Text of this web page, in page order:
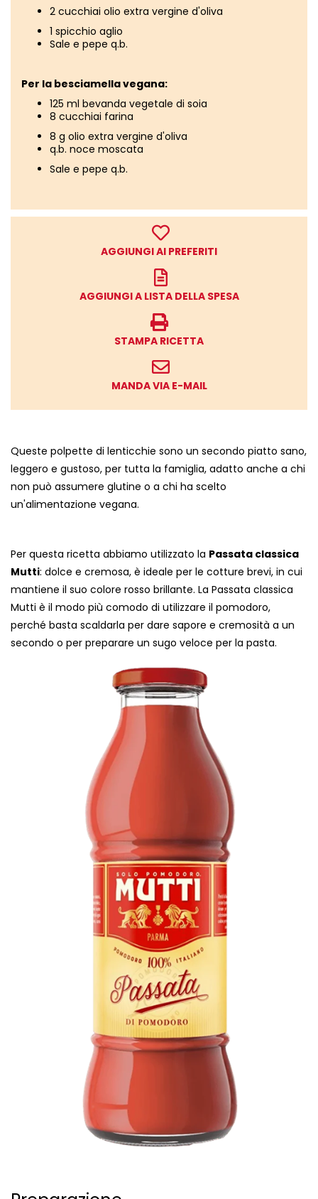
2 cucchiai olio extra vergine d'oliva
1 spicchio aglio
Sale e pepe q.b.
Per la besciamella vegana:
125 ml bevanda vegetale di soia
8 cucchiai farina
8 g olio extra vergine d'oliva
q.b. noce moscata
Sale e pepe q.b.
AGGIUNGI AI PREFERITI
AGGIUNGI A LISTA DELLA SPESA
STAMPA RICETTA
MANDA VIA E-MAIL
Queste polpette di lenticchie sono un secondo piatto sano,
leggero e gustoso, per tutta la famiglia, adatto anche a chi
non può assumere glutine o a chi ha scelto
un'alimentazione vegana.
Per questa ricetta abbiamo utilizzato la Passata classica
Mutti: dolce e cremosa, è ideale per le cotture brevi, in cui
mantiene il suo colore rosso brillante. La Passata classica
Mutti è il modo più comodo di utilizzare il pomodoro,
perché basta scaldarla per dare sapore e cremosità a un
secondo o per preparare un sugo veloce per la pasta.